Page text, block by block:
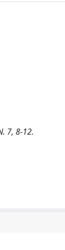
7, 8-12.